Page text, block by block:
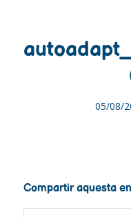
05/08/
Compartir aquesta